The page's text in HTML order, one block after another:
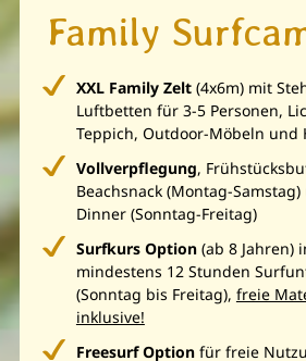
Family
XXL Family Zelt(4x6m) mit
Luftbetten für 3-5 Personen,
Teppich, Outdoor-Möbeln und
Vollverpflegung,
Beachsnack (Montag-
Dinner (Sonntag-Freitag)
Surfkurs Option(ab 8 Jahren)
mindestens 12 Stunden
(Sonntag bis Freitag), freie
inklusive!
Freesurf Optionfür freie